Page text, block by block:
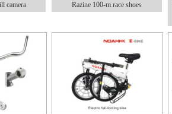
camera Razine 100-m race shoes